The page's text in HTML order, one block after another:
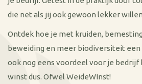
die net als jij ook gewoon lekker
Ontdek hoe je met kruiden,
beweiding en meer biodiversiteit een
ook nog eens voordeel voor je bedrijf
winst dus. Ofwel WeideWInst!